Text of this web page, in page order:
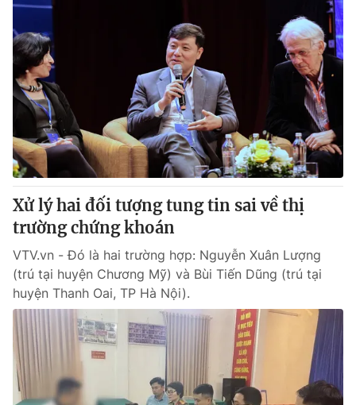
Xử lý hai đối tượng tung tin sai về thị
trường chứng khoán
VTV.vn - Đó là hai trường hợp: Nguyễn Xuân Lượng
(trú tại huyện Chương Mỹ) và Bùi Tiến Dũng (trú tại
huyện Thanh Oai, TP Hà Nội).